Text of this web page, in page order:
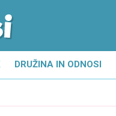
DRUŽINA IN ODNOSI